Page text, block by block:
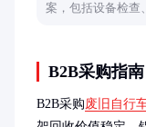
案，包括设备检查
B2B采购指南
B2B采购废旧自行